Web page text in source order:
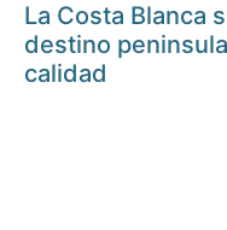
La Costa Blanca
destino
calidad